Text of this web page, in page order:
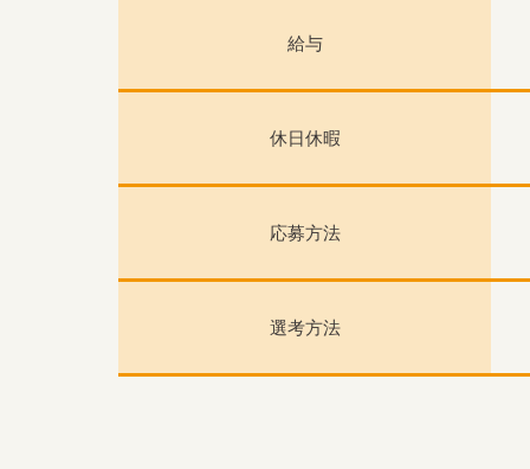
給与
休日休暇
応募方法
選考方法